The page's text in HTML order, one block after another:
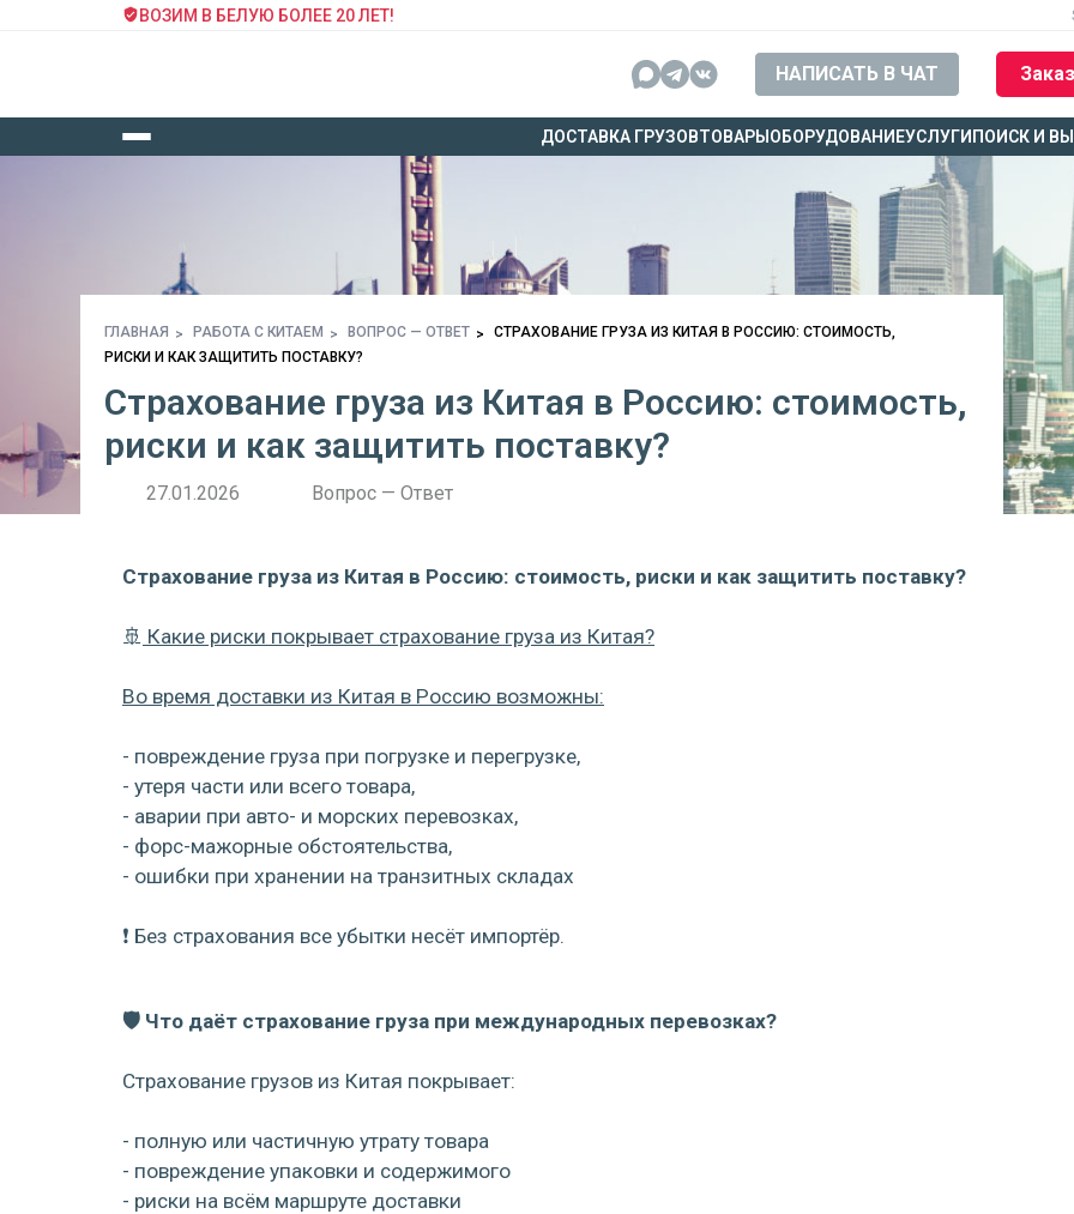
ВОЗИМ В БЕЛУЮ БОЛЕЕ 20 ЛЕТ!
НАПИСАТЬ В ЧАТ
ДОСТАВКА ГРУЗОВТОВАРЫ ОБОРУДОВАНИЕУСЛУГИ ПОИСК И
ГЛАВНАЯ РАБОТА С КИТАЕМ ВОПРОС — ОТВЕТ
СТРАХОВАНИЕ ГРУЗА ИЗ КИТАЯ В РОССИЮ: СТОИМОСТЬ,
РИСКИ И КАК ЗАЩИТИТЬ ПОСТАВКУ?
Страхование груза из Китая в Россию: стоимость,
риски и как защитить поставку?
27.01.2026 Вопрос — Ответ
Страхование груза из Китая в Россию: стоимость, риски и как защитить поставку?
🚢 Какие риски покрывает страхование груза из Китая?
Во время доставки из Китая в Россию возможны:
- повреждение груза при погрузке и перегрузке,
- утеря части или всего товара,
- аварии при авто- и морских перевозках,
- форс-мажорные обстоятельства,
- ошибки при хранении на транзитных складах
❗ Без страхования все убытки несёт импортёр.
🛡 Что даёт страхование груза при международных перевозках?
Страхование грузов из Китая покрывает:
- полную или частичную утрату товара
- повреждение упаковки и содержимого
- риски на всём маршруте доставки